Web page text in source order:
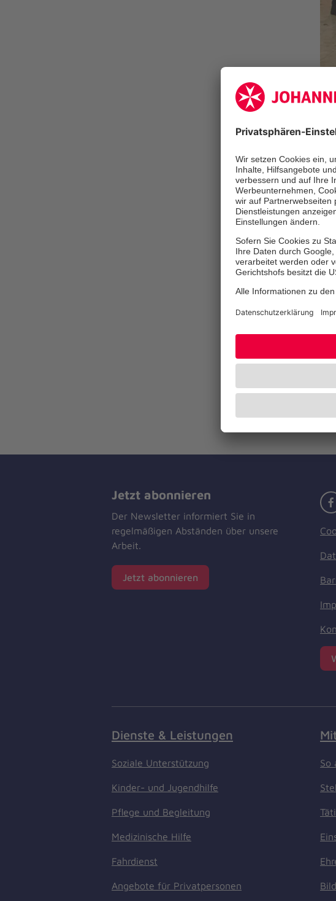
Jetzt abonnieren
Der Newsletter informiert Sie in
regelmäßigen Abständen über unsere
Arbeit.
Jetzt abonnieren
Dienste & Leistungen
Soziale Unterstützung
Kinder- und Jugendhilfe
Pflege und Begleitung
Medizinische Hilfe
Fahrdienst
Angebote für Privatpersonen
So